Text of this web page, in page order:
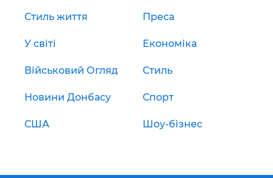
Стиль життя Преса
У світі Економіка
Військовий Огляд Стиль
Новини Донбасу Спорт
США Шоу-бізнес